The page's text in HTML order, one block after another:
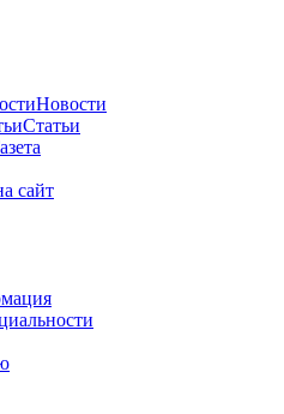
Новости
Статьи
сайт